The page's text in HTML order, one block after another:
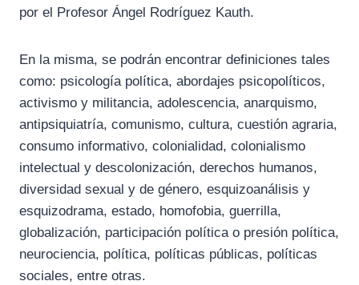
por el Profesor Ángel Rodríguez Kauth.
En la misma, se podrán encontrar definiciones tales
como: psicología política, abordajes psicopolíticos,
activismo y militancia, adolescencia, anarquismo,
antipsiquiatría, comunismo, cultura, cuestión agraria,
consumo informativo, colonialidad, colonialismo
intelectual y descolonización, derechos humanos,
diversidad sexual y de género, esquizoanálisis y
esquizodrama, estado, homofobia, guerrilla,
globalización, participación política o presión política,
neurociencia, política, políticas públicas, políticas
sociales, entre otras.